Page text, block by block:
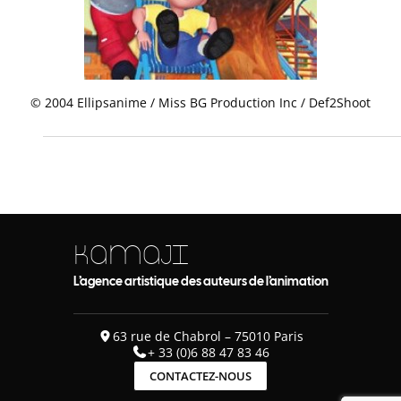
© 2004 Ellipsanime / Miss BG Production Inc / Def2Shoot
KAMAJI
L’agence artistique des auteurs de l’animation
63 rue de Chabrol – 75010 Paris
+ 33 (0)6 88 47 83 46
CONTACTEZ-NOUS